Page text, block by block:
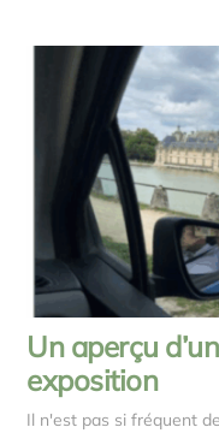
Un aperçu
exposition
Il n'est pas si fréquent